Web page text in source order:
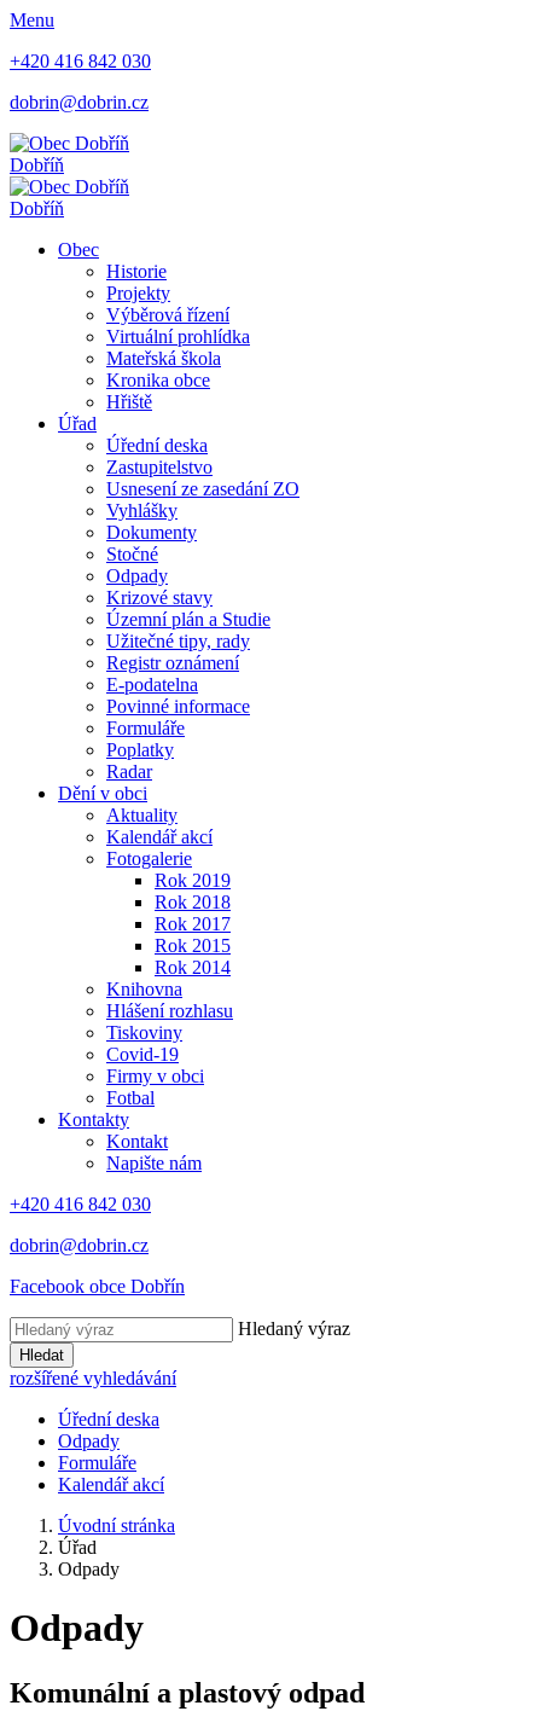
Menu
+420 416 842 030
dobrin@dobrin.cz
Dobříň
Dobříň
Obec
Historie
Projekty
Výběrová řízení
Virtuální prohlídka
Mateřská škola
Kronika obce
Hřiště
Úřad
Úřední deska
Zastupitelstvo
Usnesení ze zasedání ZO
Vyhlášky
Dokumenty
Stočné
Odpady
Krizové stavy
Územní plán a Studie
Užitečné tipy, rady
Registr oznámení
E-podatelna
Povinné informace
Formuláře
Poplatky
Radar
Dění v obci
Aktuality
Kalendář akcí
Fotogalerie
Rok 2019
Rok 2018
Rok 2017
Rok 2015
Rok 2014
Knihovna
Hlášení rozhlasu
Tiskoviny
Covid-19
Firmy v obci
Fotbal
Kontakty
Kontakt
Napište nám
+420 416 842 030
dobrin@dobrin.cz
Facebook obce Dobřín
Hledaný výraz
Hledat
rozšířené vyhledávání
Úřední deska
Odpady
Formuláře
Kalendář akcí
Úvodní stránka
Úřad
Odpady
Odpady
Komunální a plastový odpad